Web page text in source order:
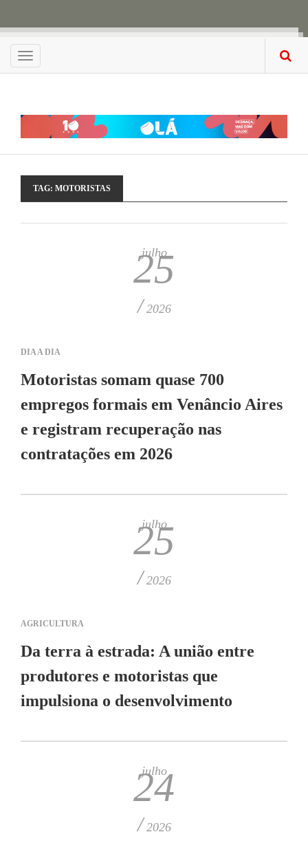
Menu
TAG: MOTORISTAS
julho
25
/ 2026
DIA A DIA
Motoristas somam quase 700
empregos formais em Venâncio Aires
e registram recuperação nas
contratações em 2026
julho
25
/ 2026
AGRICULTURA
Da terra à estrada: A união entre
produtores e motoristas que
impulsiona o desenvolvimento
julho
24
/ 2026